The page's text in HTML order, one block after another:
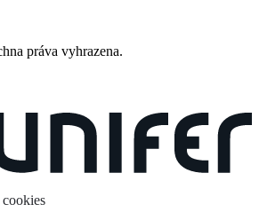
práva vyhrazena.
cookies